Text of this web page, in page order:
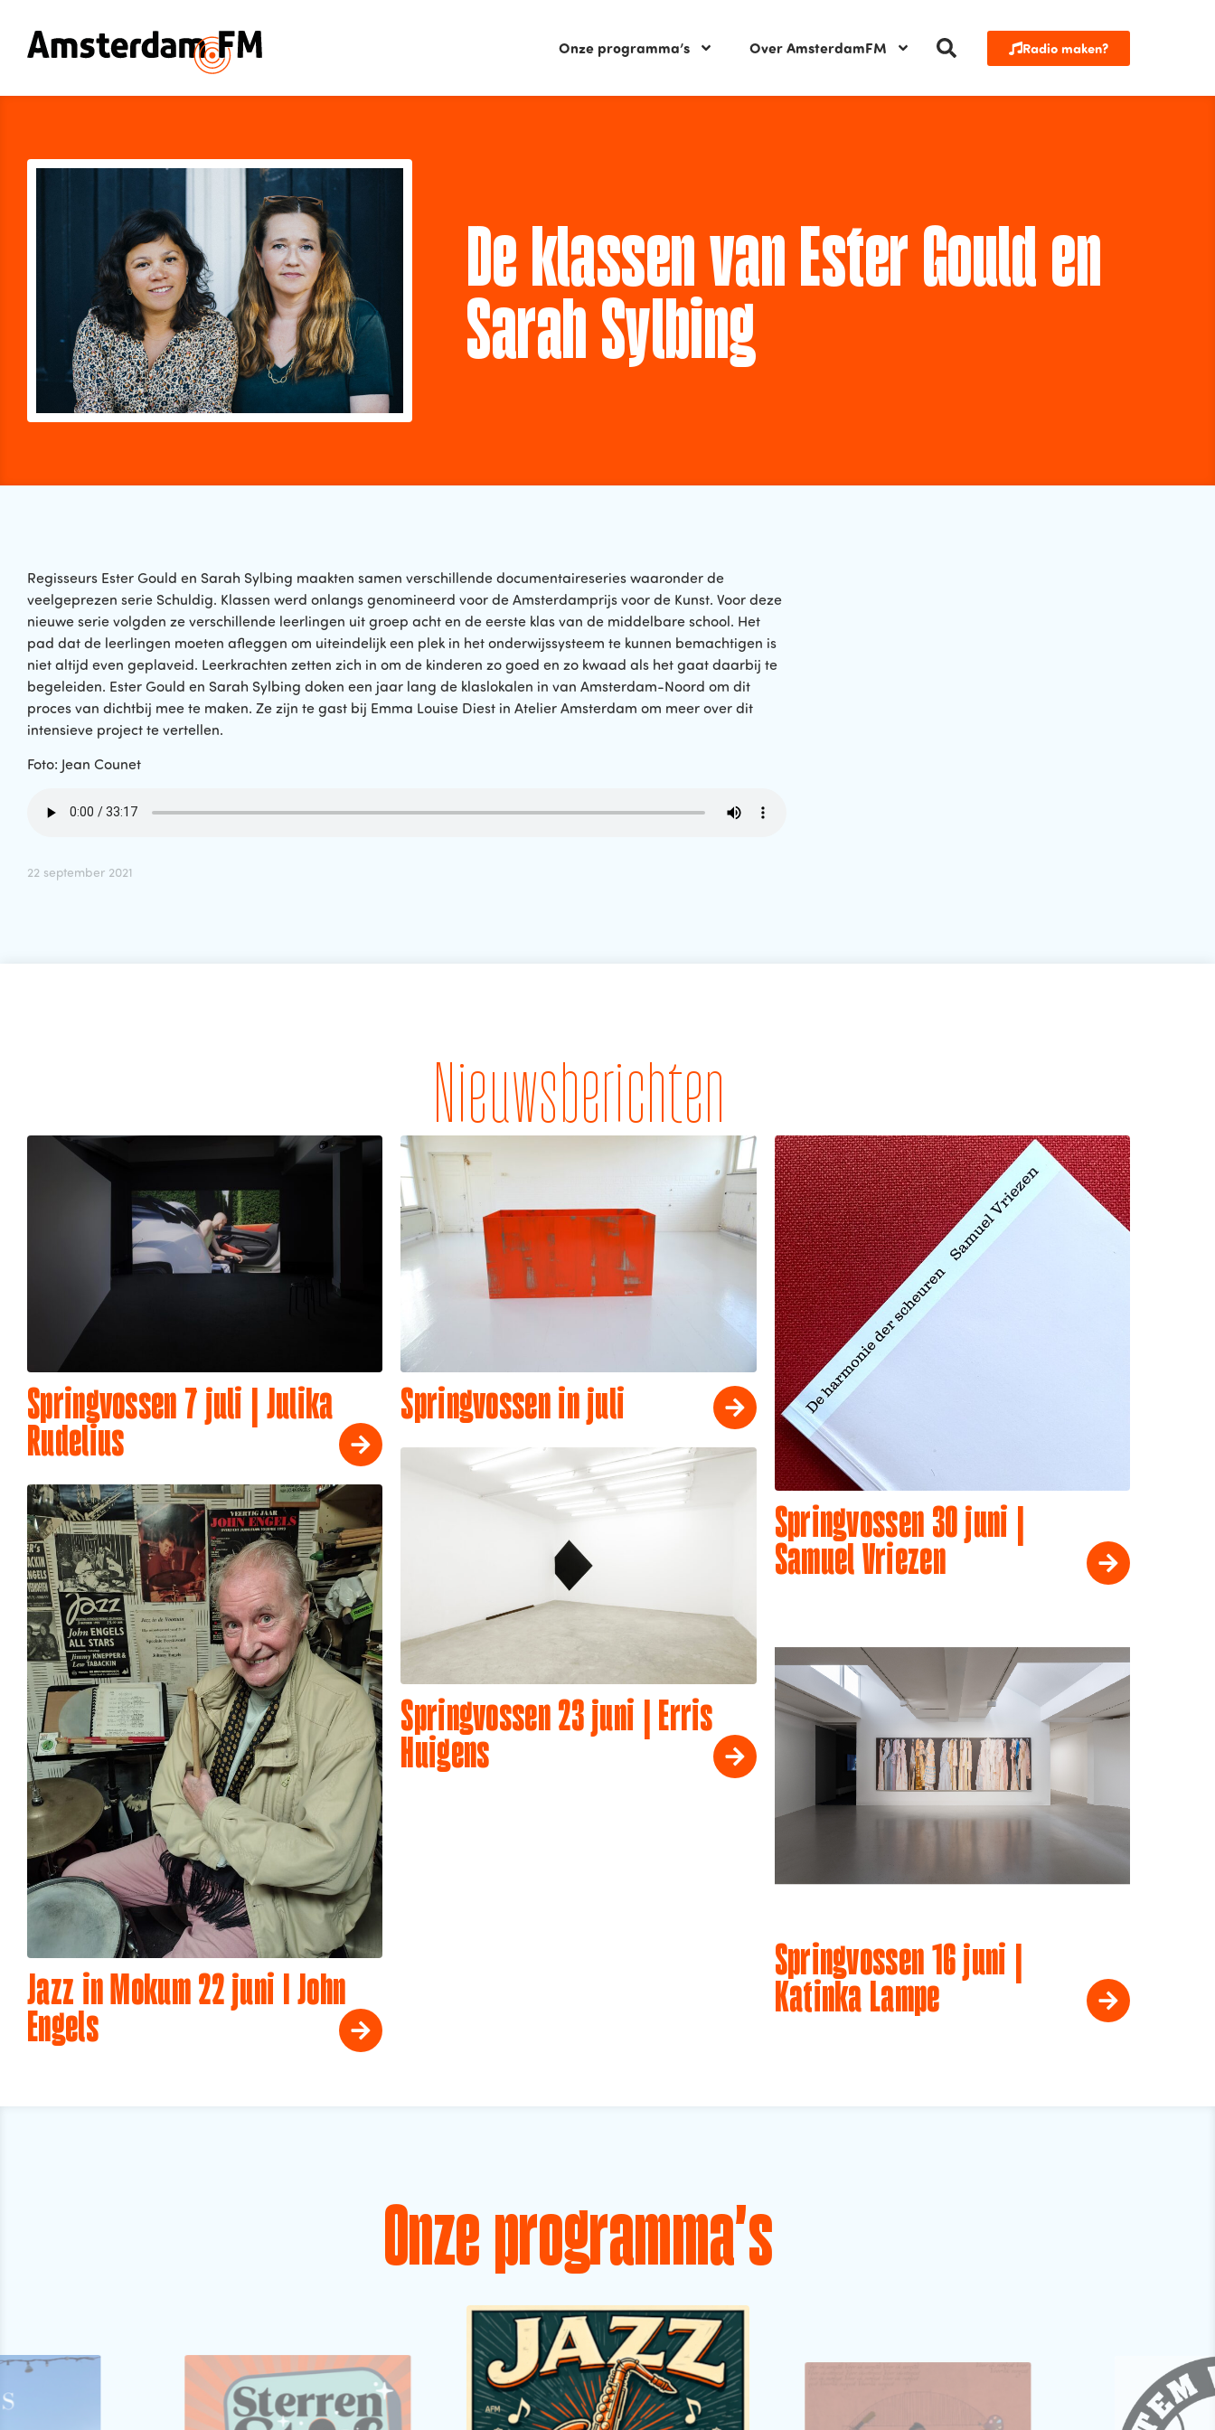
Onze programma’s Over AmsterdamFM Radio maken?
De klassen van Ester Gould en
Sarah Sylbing
Regisseurs Ester Gould en Sarah Sylbing maakten samen verschillende documentaireseries waaronder de
veelgeprezen serie Schuldig. Klassen werd onlangs genomineerd voor de Amsterdamprijs voor de Kunst. Voor deze
nieuwe serie volgden ze verschillende leerlingen uit groep acht en de eerste klas van de middelbare school. Het
pad dat de leerlingen moeten afleggen om uiteindelijk een plek in het onderwijssysteem te kunnen bemachtigen is
niet altijd even geplaveid. Leerkrachten zetten zich in om de kinderen zo goed en zo kwaad als het gaat daarbij te
begeleiden. Ester Gould en Sarah Sylbing doken een jaar lang de klaslokalen in van Amsterdam-Noord om dit
proces van dichtbij mee te maken. Ze zijn te gast bij Emma Louise Diest in Atelier Amsterdam om meer over dit
intensieve project te vertellen.
Foto: Jean Counet
22 september 2021
Nieuwsberichten
Springvossen 7 juli | Julika
Rudelius
Springvossen in juli
Springvossen 30 juni |
Samuel Vriezen
Springvossen 23 juni | Erris
Huigens
Jazz in Mokum 22 juni I John
Engels
Springvossen 16 juni |
Katinka Lampe
Onze programma's